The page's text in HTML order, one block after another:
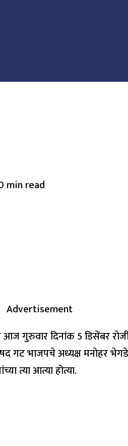
min read
Advertisement
गुरुवार दिनांक 5 डिसेंबर
गट भाजपचे अध्यक्ष मनोहर भेगडे
त्या आत्या होत्या.